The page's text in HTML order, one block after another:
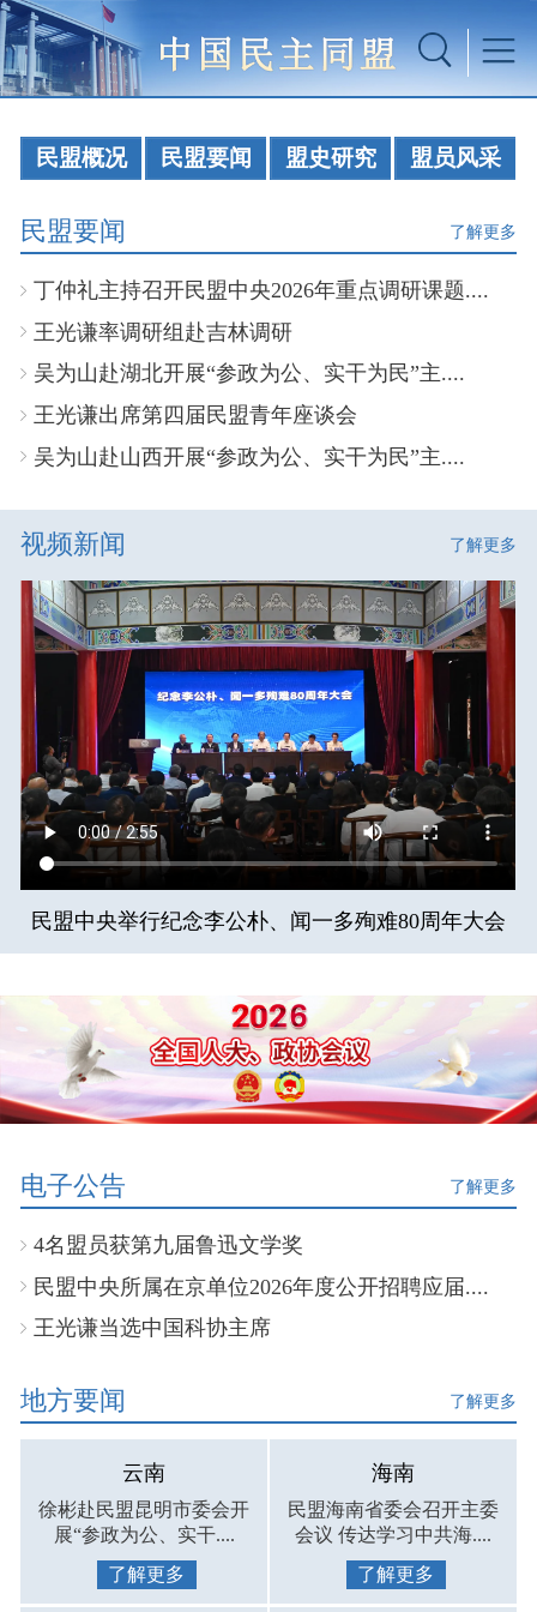
民盟概况 民盟要闻 盟史研究 盟员风采
民盟要闻 了解更多
丁仲礼主持召开民盟中央2026年重点调研课题....
王光谦率调研组赴吉林调研
吴为山赴湖北开展“参政为公、实干为民”主....
王光谦出席第四届民盟青年座谈会
吴为山赴山西开展“参政为公、实干为民”主....
视频新闻 了解更多
民盟中央举行纪念李公朴、闻一多殉难80周年大会
电子公告 了解更多
4名盟员获第九届鲁迅文学奖
民盟中央所属在京单位2026年度公开招聘应届....
王光谦当选中国科协主席
地方要闻 了解更多
云南
徐彬赴民盟昆明市委会开
展“参政为公、实干....
了解更多
海南
民盟海南省委会召开主委
会议 传达学习中共海....
了解更多